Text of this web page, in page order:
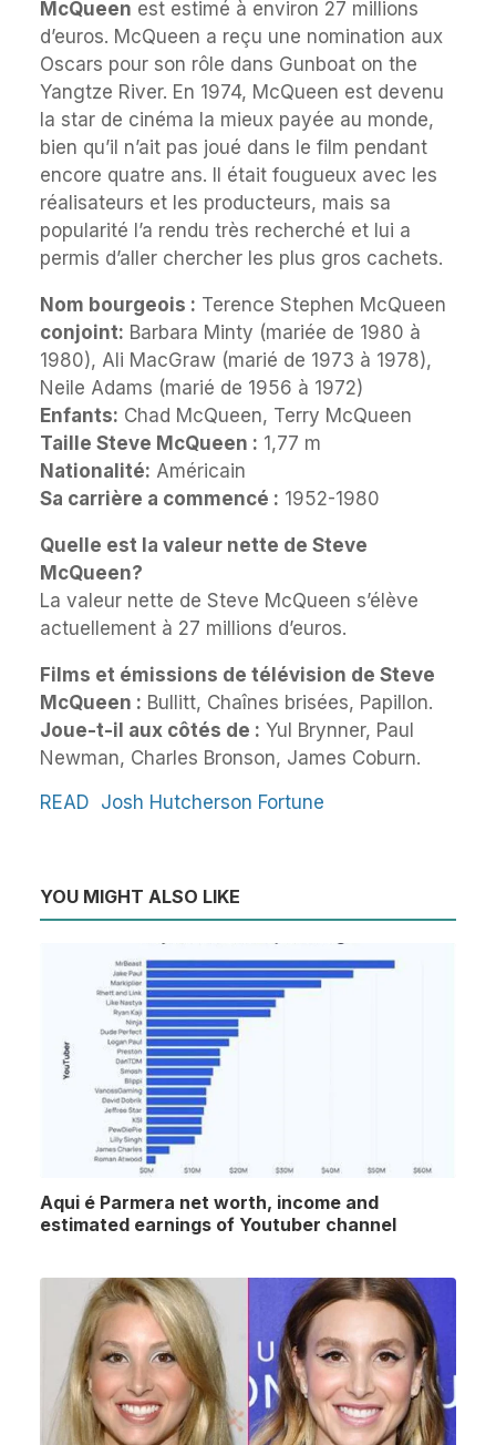
McQueen est estimé à environ 27 millions
d’euros. McQueen a reçu une nomination aux
Oscars pour son rôle dans Gunboat on the
Yangtze River. En 1974, McQueen est devenu
la star de cinéma la mieux payée au monde,
bien qu’il n’ait pas joué dans le film pendant
encore quatre ans. Il était fougueux avec les
réalisateurs et les producteurs, mais sa
popularité l’a rendu très recherché et lui a
permis d’aller chercher les plus gros cachets.
Nom bourgeois : Terence Stephen McQueen
conjoint: Barbara Minty (mariée de 1980 à
1980), Ali MacGraw (marié de 1973 à 1978),
Neile Adams (marié de 1956 à 1972)
Enfants: Chad McQueen, Terry McQueen
Taille Steve McQueen : 1,77 m
Nationalité: Américain
Sa carrière a commencé : 1952-1980
Quelle est la valeur nette de Steve
McQueen?
La valeur nette de Steve McQueen s’élève
actuellement à 27 millions d’euros.
Films et émissions de télévision de Steve
McQueen : Bullitt, Chaînes brisées, Papillon.
Joue-t-il aux côtés de : Yul Brynner, Paul
Newman, Charles Bronson, James Coburn.
READ Josh Hutcherson Fortune
YOU MIGHT ALSO LIKE
Aqui é Parmera net worth, income and
estimated earnings of Youtuber channel